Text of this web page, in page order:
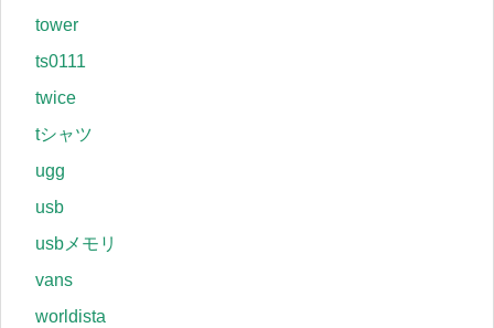
tower
ts0111
twice
tシャツ
ugg
usb
usbメモリ
vans
worldista